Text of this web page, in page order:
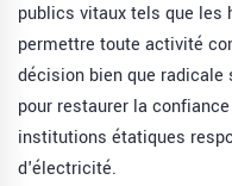
publics vitaux tels que les
permettre toute activité
décision bien que
pour restaurer la
institutions étatiques
d'électricité.